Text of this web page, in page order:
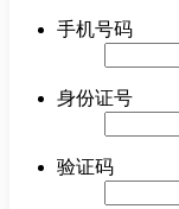
手机号码
身份证号
验证码